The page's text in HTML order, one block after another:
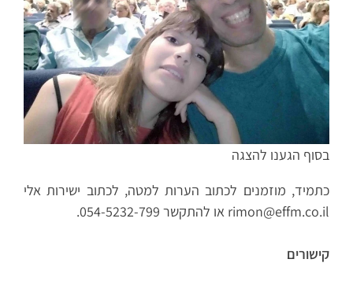
בסוף הגענו להצגה
כתמיד, מוזמנים לכתוב הערות למטה, לכתוב ישירות אלי
rimon@effm.co.il או להתקשר 054-5232-799.
קישורים